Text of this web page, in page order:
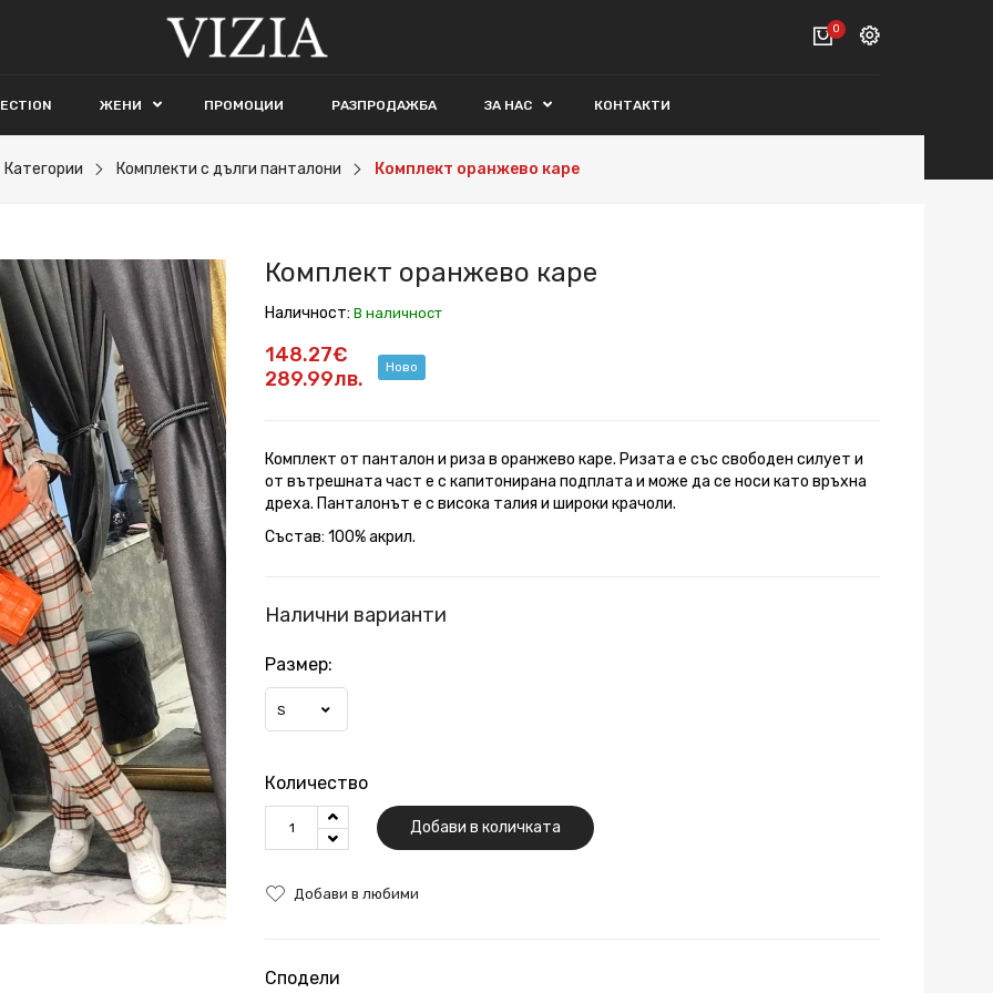
0
ВАШАТА КОЛИЧКА Е ПРАЗНА.
ЖЕНИ ПРОМОЦИИ РАЗПРОДАЖБА ЗА НАС КОНТАКТИ
Категории Комплекти с дълги панталони Комплект оранжево каре
Комплект оранжево каре
Наличност: В наличност
148.27€
289.99лв.
Ново
Комплект от панталон и риза в оранжево каре. Ризата е със свободен силует и
от вътрешната част е с капитонирана подплата и може да се носи като връхна
дреха. Панталонът е с висока талия и широки крачоли.
Състав: 100% акрил.
Налични варианти
Размер:
S
Количество
Добави в количката
Добави в любими
Сподели